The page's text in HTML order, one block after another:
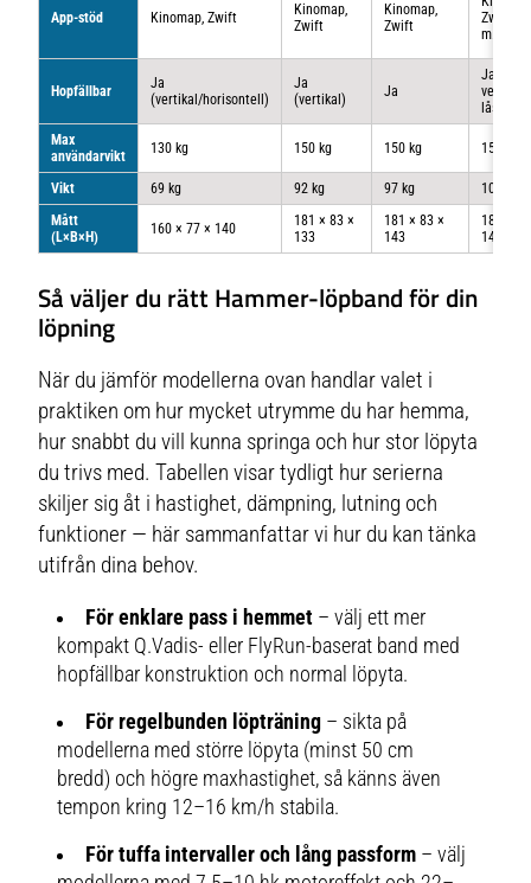
App-stöd Kinomap, Zwift
Kinomap,
Zwift
Kinomap,
Zwift
Zwift,
m.fl.
Hopfällbar
Ja
(vertikal/horisontell)
Ja
(vertikal)
Ja
Ja (unik
vertikal
låsning)
Max
användarvikt
130 kg 150 kg 150 kg 150 kg
Vikt 69 kg 92 kg 97 kg
100 kg
Mått
(L×B×H)
160 × 77 × 140
181 × 83 ×
133
181 × 83 ×
143
181 ×
143
Så väljer du rätt Hammer-löpband för din
löpning
När du jämför modellerna ovan handlar valet i
praktiken om hur mycket utrymme du har hemma,
hur snabbt du vill kunna springa och hur stor löpyta
du trivs med. Tabellen visar tydligt hur serierna
skiljer sig åt i hastighet, dämpning, lutning och
funktioner — här sammanfattar vi hur du kan tänka
utifrån dina behov.
För enklare pass i hemmet – välj ett mer
kompakt Q.Vadis- eller FlyRun-baserat band med
hopfällbar konstruktion och normal löpyta.
För regelbunden löpträning – sikta på
modellerna med större löpyta (minst 50 cm
bredd) och högre maxhastighet, så känns även
tempon kring 12–16 km/h stabila.
För tuffa intervaller och lång passform – välj